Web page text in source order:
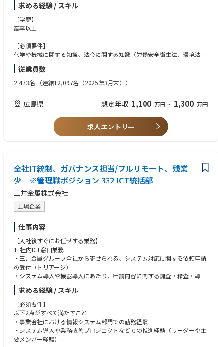
【職務内容】
製煉所内の労働安全衛生と環境およびQCや健康に関係する業務を中心に
広く全般的に行う。
・外部機関との窓口業務を行う（行政機関へ届出書類確認し承認、ISO外
部審査の窓口対応、など）。
例として、対内的活動として
・所内各部門の労働安全衛生や環境に関する事務局として状況の確認と指
摘と改善を行う。
・製煉所内の各部門から法律や届出に関する問い合わせに回答する。
・製煉所内で行われているQCサークル活動のとりまとめ業務を行う。
・作業環境測定結果をもとに必要に応じ現場へ指導する。
社を代表する責任のある仕事ができる。
【キャリアステップイメージ】
安全環境に関する業務を基軸として、所内の各部門との調整業務や行政機
関との窓口対応も行いながら、竹原製煉所の顔としてキャリアを積んでい
ただくことを想定しています。
求める経験 / スキル
【学歴】
高卒以上
【必須要件】
化学や機械に関する知識、法令に関する知識（労働安全衛生法、環境法
令）、対人折衝力、問題解決力、コミュニケーション能力、一定レベル以
上のITスキル（エクセル、ワード、パワーポイント）
法令に関する知識（消防法、毒劇法）、作業環境に関する知識、第1種/第
2種作業環境測定士や衛生管理者等の労働安全衛生に関する資格
事業所において安全環境業務に携わった経験および関係する行政機関へ届
従業員数
2,473名 （連結12,097名（2025年3月末））
広島県 想定年収 1,100 万円 ~ 1,300 万円
求人エントリー
全社IT統制、ガバナンス担当/フルリモート、残業
少 ※管理職ポジション 332 ICT統括部
三井金属株式会社
上場企業
仕事内容
【入社後すぐにお任せする業務】
1. 社内ICT窓口業務
・三井金属グループ全社から寄せられる、システム対応に関する依頼申請
の受付（トリアージ）
・システム導入や機器導入にあたり、申請内容に関する調査・精査・導入
可否判断
・必要に応じて、申請者への提言実施
IT統制における企画・運用
・IT統制のための仕組みづくりと運用実現
・現行システムの可視化および課題分析から、導入方針を策定
・三井金属グループ全社のシステム資産の調査・分析と台帳整備
求める経験 / スキル
【必須要件】
以下2点がすべて満たすこと
・事業会社における情報システム部門での勤務経験
・システム導入や業務改善プロジェクトなどでの推進経験（リーダーや主
要メンバー経験）